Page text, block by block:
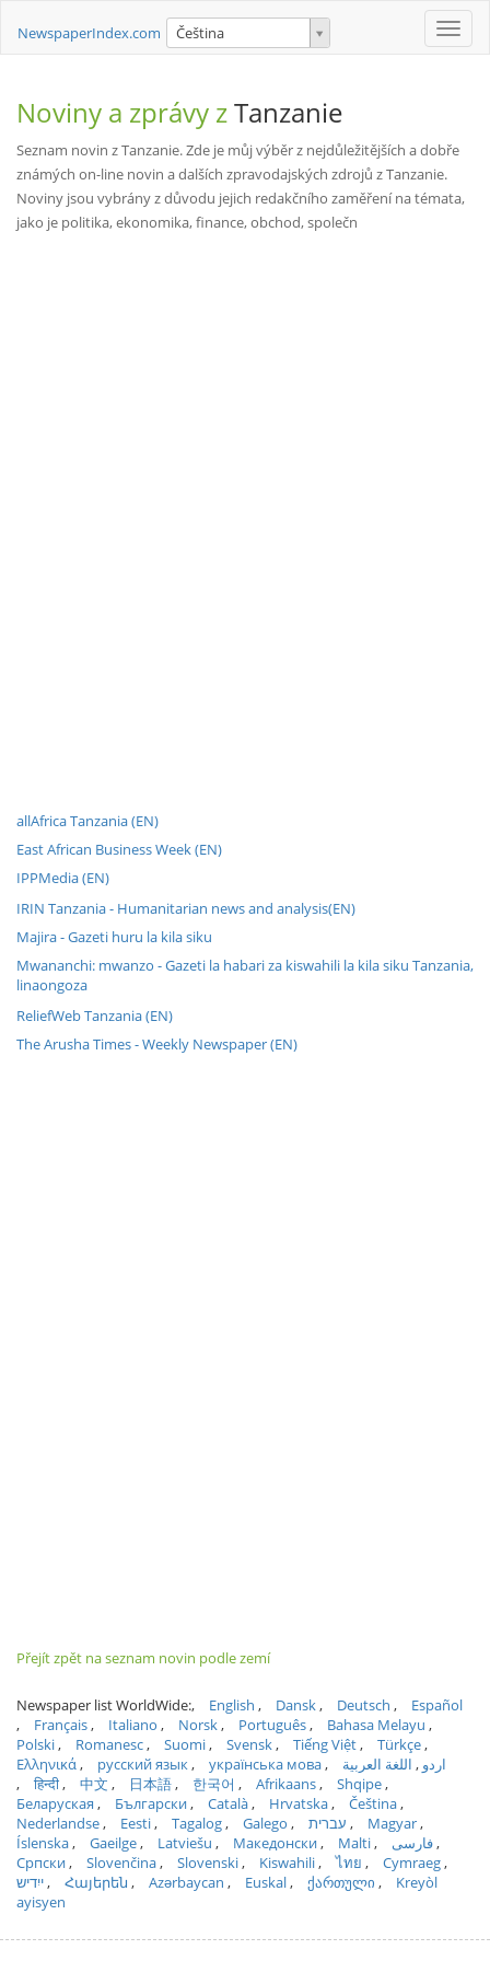
Toggle
NewspaperIndex.com Čeština
Noviny a zprávy zTanzanie
Seznam novin z Tanzanie. Zde je můj výběr z nejdůležitějších a dobře
známých on-line novin a dalších zpravodajských zdrojů z Tanzanie.
Noviny jsou vybrány z důvodu jejich redakčního zaměření na témata,
jako je politika, ekonomika, finance, obchod, společn
allAfrica Tanzania (EN)
East African Business Week (EN)
IPPMedia (EN)
IRIN Tanzania - Humanitarian news and analysis(EN)
Majira - Gazeti huru la kila siku
Mwananchi: mwanzo - Gazeti la habari za kiswahili la kila siku Tanzania,
linaongoza
ReliefWeb Tanzania (EN)
The Arusha Times - Weekly Newspaper (EN)
Přejít zpět na seznam novin podle zemí
Newspaper list WorldWide: English Dansk Deutsch
Español
Français
Italiano Norsk Português
Bahasa Melayu
Polski
Romanesc Suomi Svensk Tiếng Việt
Türkçe
Ελληνικά
русский язык українська мова اردو
اللغة العربية
हिन्दी
中文 日本語 한국어 Afrikaans
Shqipe
Беларуская
Български Català Hrvatska
Čeština
Nederlandse
Eesti Tagalog Galego עברית
Magyar
Íslenska
Gaeilge Latviešu Македонски Malti
فارسی
Српски
Slovenčina Slovenski Kiswahili ไทย
Cymraeg
ייִדיש
Հայերեն Azərbaycan Euskal ქართული
Kreyòl
ayisyen